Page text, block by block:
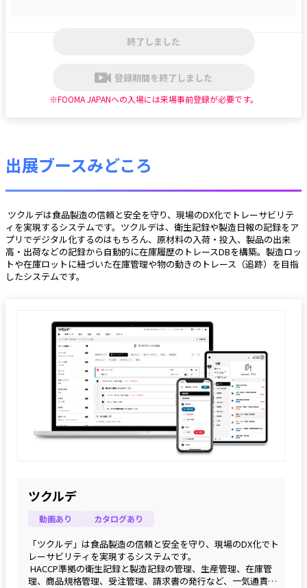
終了しました
登録期間を終了しました
※FOOMA JAPANへの入場には来場事前登録が必要です。
出展ブースみどころ
ィを実現するシステムです。ツクルデは、衛生記録や製造日報の記録をア
プリでデジタル化するのはもちろん、原材料の入荷・投入、製品の出来
高・出荷などの記録から自動的に在庫履歴のトレースDBを構築。製造ロッ
トや在庫ロットに紐づいた在庫管理や物の動きのトレース（追跡）を目指
したシステムです。
ツクルデ
動画あり カタログあり
「ツクルデ」は食品製造の信頼と安全を守り、現場のDX化でト
レーサビリティを実現するシステムです。
HACCP準拠の衛生記録と製造記録の管理、生産管理、在庫管
理、商品規格管理、受注管理、請求書の発行など、⼀気通貫で